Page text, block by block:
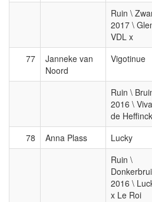
Ruin \
2017 \
VDL x
77
Janneke van
Noord
Vigotinue
Ruin \
2016 \
de
78
Anna Plass Lucky
Ruin \
2016 \
x Le Roi